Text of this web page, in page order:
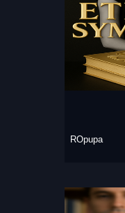
ROpupa